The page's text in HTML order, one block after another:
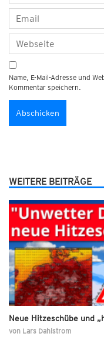
Name, E-Mail-Adresse und
Kommentar speichern.
WEITERE BEITRÄGE
Neue Hitzeschübe und
von Lars Dahlstrom